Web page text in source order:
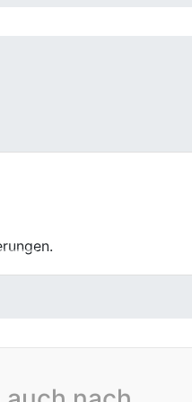
strukturiert und